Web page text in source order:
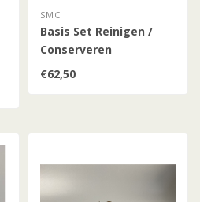
SMC
Basis Set Reinigen /
Conserveren
Bodemvondsten A
€62,50